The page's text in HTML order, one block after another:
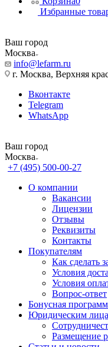
Избранные
Ваш город
Москва
info@lefarm.ru
г. Москва, Верхняя
Вконтакте
Telegram
WhatsApp
Ваш город
Москва
+7 (495) 500-00-27
О компании
Вакансии
Лицензии
Отзывы
Реквизиты
Контакты
Покупателям
Как сделать
Условия
Условия
Вопрос-ответ
Бонусная
Юридическим
Размещение